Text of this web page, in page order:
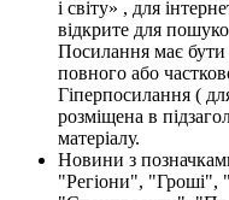
і світу» , для
відкрите для
Посилання має бути
повного або
Гіперпосилання (
розміщена в
матеріалу.
Новини з
"Регіони", "Гроші",